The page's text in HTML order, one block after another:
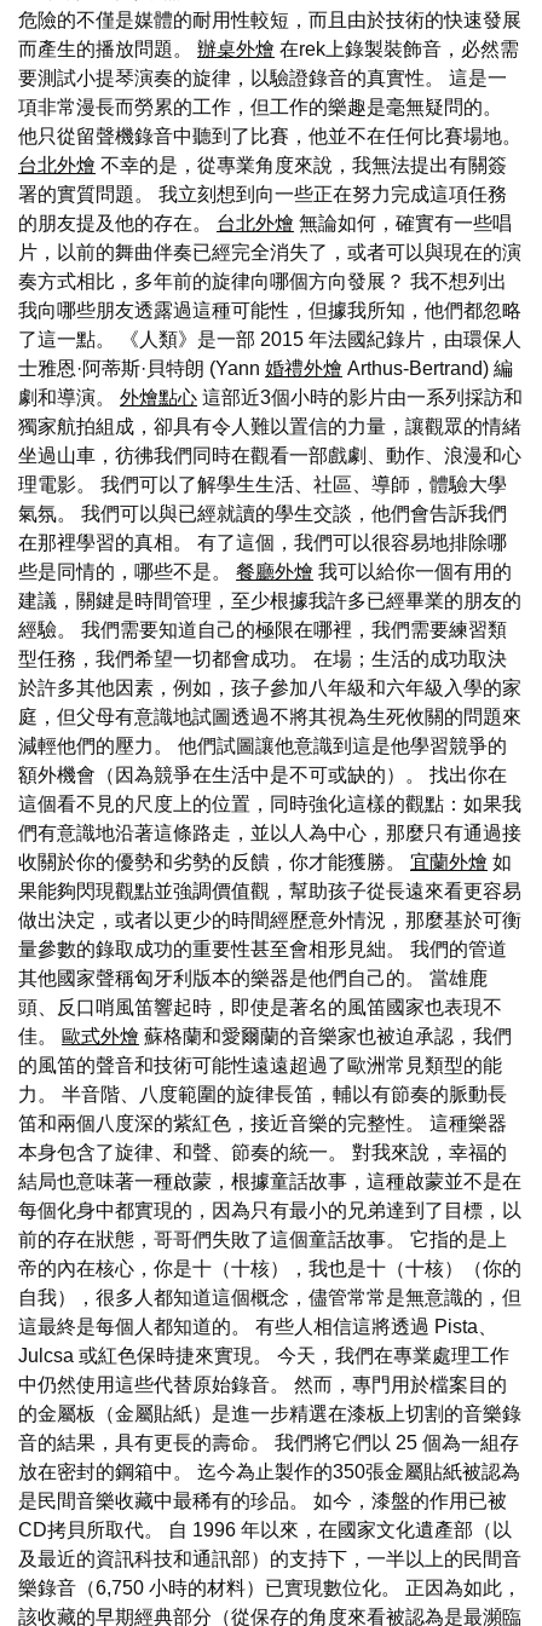
危險的不僅是媒體的耐用性較短，而且由於技術的快速發展
而產生的播放問題。 辦桌外燴 在rek上錄製裝飾音，必然需
要測試小提琴演奏的旋律，以驗證錄音的真實性。 這是一
項非常漫長而勞累的工作，但工作的樂趣是毫無疑問的。
他只從留聲機錄音中聽到了比賽，他並不在任何比賽場地。
台北外燴 不幸的是，從專業角度來說，我無法提出有關簽
署的實質問題。 我立刻想到向一些正在努力完成這項任務
的朋友提及他的存在。 台北外燴 無論如何，確實有一些唱
片，以前的舞曲伴奏已經完全消失了，或者可以與現在的演
奏方式相比，多年前的旋律向哪個方向發展？ 我不想列出
我向哪些朋友透露過這種可能性，但據我所知，他們都忽略
了這一點。 《人類》是一部 2015 年法國紀錄片，由環保人
士雅恩·阿蒂斯·貝特朗 (Yann 婚禮外燴 Arthus-Bertrand) 編
劇和導演。 外燴點心 這部近3個小時的影片由一系列採訪和
獨家航拍組成，卻具有令人難以置信的力量，讓觀眾的情緒
坐過山車，彷彿我們同時在觀看一部戲劇、動作、浪漫和心
理電影。 我們可以了解學生生活、社區、導師，體驗大學
氣氛。 我們可以與已經就讀的學生交談，他們會告訴我們
在那裡學習的真相。 有了這個，我們可以很容易地排除哪
些是同情的，哪些不是。 餐廳外燴 我可以給你一個有用的
建議，關鍵是時間管理，至少根據我許多已經畢業的朋友的
經驗。 我們需要知道自己的極限在哪裡，我們需要練習類
型任務，我們希望一切都會成功。 在場；生活的成功取決
於許多其他因素，例如，孩子參加八年級和六年級入學的家
庭，但父母有意識地試圖透過不將其視為生死攸關的問題來
減輕他們的壓力。 他們試圖讓他意識到這是他學習競爭的
額外機會（因為競爭在生活中是不可或缺的）。 找出你在
這個看不見的尺度上的位置，同時強化這樣的觀點：如果我
們有意識地沿著這條路走，並以人為中心，那麼只有通過接
收關於你的優勢和劣勢的反饋，你才能獲勝。 宜蘭外燴 如
果能夠閃現觀點並強調價值觀，幫助孩子從長遠來看更容易
做出決定，或者以更少的時間經歷意外情況，那麼基於可衡
量參數的錄取成功的重要性甚至會相形見絀。 我們的管道
其他國家聲稱匈牙利版本的樂器是他們自己的。 當雄鹿
頭、反口哨風笛響起時，即使是著名的風笛國家也表現不
佳。
歐式外燴 蘇格蘭和愛爾蘭的音樂家也被迫承認，我們
的風笛的聲音和技術可能性遠遠超過了歐洲常見類型的能
力。 半音階、八度範圍的旋律長笛，輔以有節奏的脈動長
笛和兩個八度深的紫紅色，接近音樂的完整性。 這種樂器
本身包含了旋律、和聲、節奏的統一。 對我來說，幸福的
結局也意味著一種啟蒙，根據童話故事，這種啟蒙並不是在
每個化身中都實現的，因為只有最小的兄弟達到了目標，以
前的存在狀態，哥哥們失敗了這個童話故事。 它指的是上
帝的內在核心，你是十（十核），我也是十（十核）（你的
自我），很多人都知道這個概念，儘管常常是無意識的，但
這最終是每個人都知道的。 有些人相信這將透過 Pista、
Julcsa 或紅色保時捷來實現。 今天，我們在專業處理工作
中仍然使用這些代替原始錄音。 然而，專門用於檔案目的
的金屬板（金屬貼紙）是進一步精選在漆板上切割的音樂錄
音的結果，具有更長的壽命。 我們將它們以 25 個為一組存
放在密封的鋼箱中。 迄今為止製作的350張金屬貼紙被認為
是民間音樂收藏中最稀有的珍品。 如今，漆盤的作用已被
CD拷貝所取代。 自 1996 年以來，在國家文化遺產部（以
及最近的資訊科技和通訊部）的支持下，一半以上的民間音
樂錄音（6,750 小時的材料）已實現數位化。 正因為如此，
該收藏的早期經典部分（從保存的角度來看被認為是最瀕臨